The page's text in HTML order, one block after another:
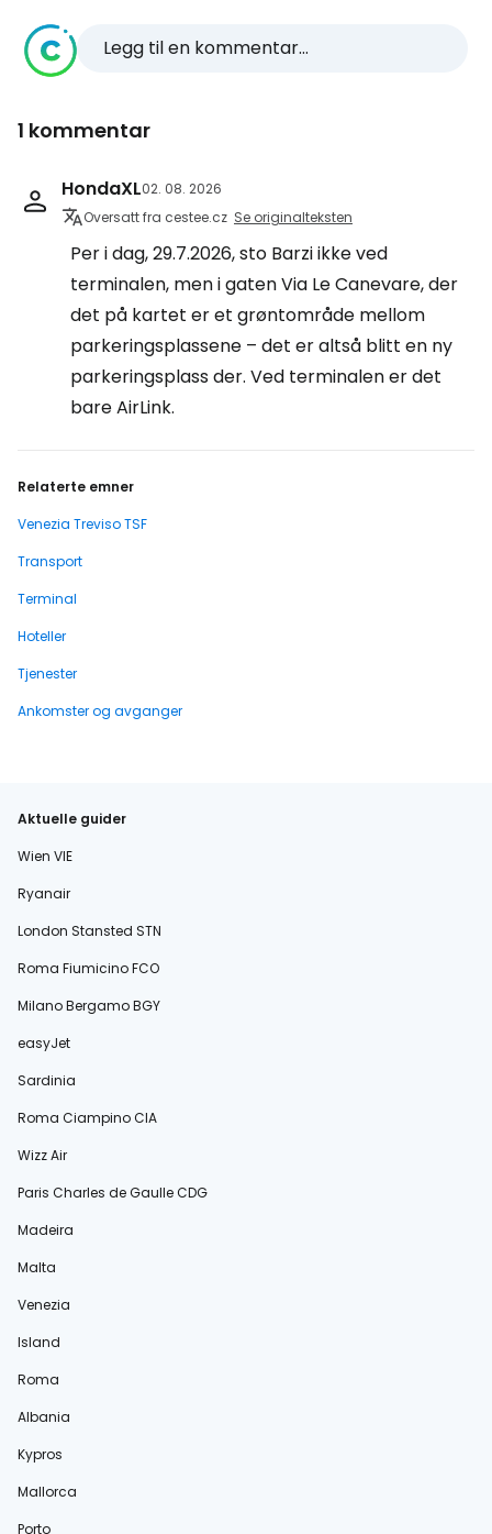
Legg til en kommentar...
1 kommentar
HondaXL02. 08. 2026
Oversatt fra cestee.cz Se originalteksten
Per i dag, 29.7.2026, sto Barzi ikke ved
terminalen, men i gaten Via Le Canevare, der
det på kartet er et grøntområde mellom
parkeringsplassene – det er altså blitt en ny
parkeringsplass der. Ved terminalen er det
bare AirLink.
Relaterte emner
Venezia Treviso TSF
Transport
Terminal
Hoteller
Tjenester
Ankomster og avganger
Aktuelle guider
Wien VIE
Ryanair
London Stansted STN
Roma Fiumicino FCO
Milano Bergamo BGY
easyJet
Sardinia
Roma Ciampino CIA
Wizz Air
Paris Charles de Gaulle CDG
Madeira
Malta
Venezia
Island
Roma
Albania
Kypros
Mallorca
Porto